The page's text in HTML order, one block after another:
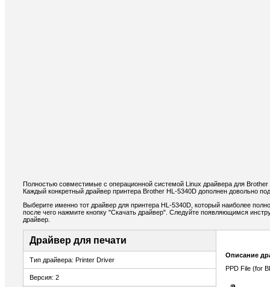
Полностью совместимые с операционной системой Linux драйвера для
Каждый конкретный драйвер принтера Brother HL-5340D дополнен довольно
Выберите именно тот драйвер для принтера HL-5340D, который наиболее
после чего нажмите кнопку "Скачать драйвер". Следуйте появляющимся
драйвер.
Драйвер для печати
Тип драйвера: Printer Driver
Версия: 2
Описание
PPD File (for